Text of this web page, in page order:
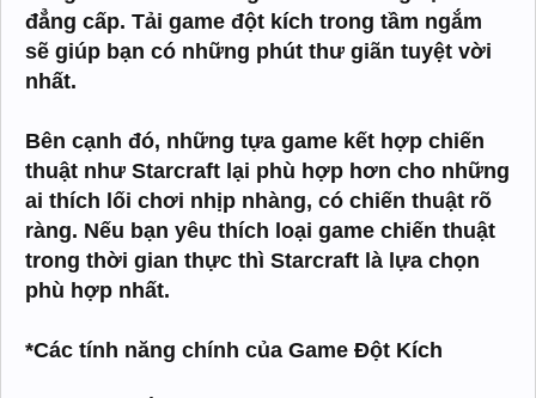
đẳng cấp. Tải game đột kích trong tầm ngắm
sẽ giúp bạn có những phút thư giãn tuyệt vời
nhất.
Bên cạnh đó, những tựa game kết hợp chiến
thuật như Starcraft lại phù hợp hơn cho những
ai thích lối chơi nhịp nhàng, có chiến thuật rõ
ràng. Nếu bạn yêu thích loại game chiến thuật
trong thời gian thực thì Starcraft là lựa chọn
phù hợp nhất.
*Các tính năng chính của Game Đột Kích